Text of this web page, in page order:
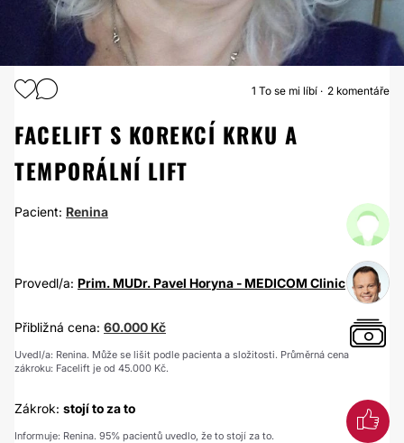
FACELIFT
1 To se mi líbí 2 komentáře
FACELIFT S KOREKCÍ KRKU A
TEMPORÁLNÍ LIFT
Pacient: Renina
Provedl/a: Prim. MUDr. Pavel Horyna - MEDICOM Clinic
Přibližná cena: 60.000 Kč
Uvedl/a: Renina. Může se lišit podle pacienta a složitosti. Průměrná cena
zákroku: Facelift je od 45.000 Kč.
Zákrok: stojí to za to
Informuje: Renina. 95% pacientů uvedlo, že to stojí za to.